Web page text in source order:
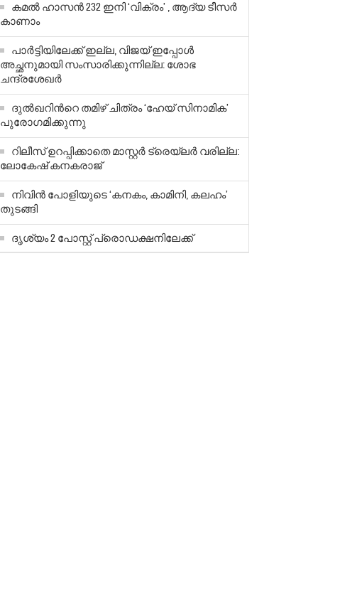
കമല്‍ ഹാസന്‍ 232 ഇനി ‘വിക്രം’ , ആദ്യ ടീസര്‍
കാണാം
പാര്‍ട്ടിയിലേക്ക് ഇല്ല, വിജയ് ഇപ്പോള്‍
അച്ഛനുമായി സംസാരിക്കുന്നില്ല: ശോഭ
ചന്ദ്രശേഖര്‍
ദുല്‍ഖറിന്‍റെ തമിഴ് ചിത്രം ‘ഹേയ് സിനാമിക’
പുരോഗമിക്കുന്നു
റിലീസ് ഉറപ്പിക്കാതെ മാസ്റ്റര്‍ ട്രെയ്‍ലര്‍ വരില്ല:
ലോകേഷ് കനകരാജ്
നിവിന്‍ പോളിയുടെ ‘കനകം, കാമിനി, കലഹം’
തുടങ്ങി
ദൃശ്യം 2 പോസ്റ്റ് പ്രൊഡക്ഷനിലേക്ക്